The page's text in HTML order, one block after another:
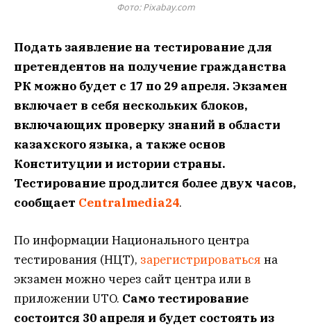
Фото: Pixabay.com
Подать заявление на тестирование для
претендентов на получение гражданства
РК можно будет с 17 по 29 апреля. Экзамен
включает в себя нескольких блоков,
включающих проверку знаний в области
казахского языка, а также основ
Конституции и истории страны.
Тестирование продлится более двух часов,
сообщает Сentralmedia24.
По информации Национального центра
тестирования (НЦТ), зарегистрироваться на
экзамен можно через сайт центра или в
приложении UTO. Само тестирование
состоится 30 апреля и будет состоять из